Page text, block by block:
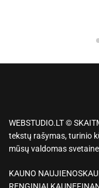
WEBSTUDIO.LT ©
tekstų rašymas, turinio
mūsų valdomas
KAUNO NAUJIENOS
RENGINIAI KAUNE